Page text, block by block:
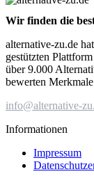
Wir finden die
alternative-zu.de
gestützten
über 9.000
bewerten
info@alternative-
Informationen
Impressum